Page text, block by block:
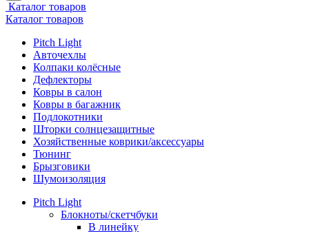
Каталог товаров
Каталог товаров
Pitch Light
Авточехлы
Колпаки колёсные
Дефлекторы
Ковры в салон
Ковры в багажник
Подлокотники
Шторки солнцезащитные
Хозяйственные коврики/аксессуары
Тюнинг
Брызговики
Шумоизоляция
Pitch Light
Блокноты/скетчбуки
В линейку